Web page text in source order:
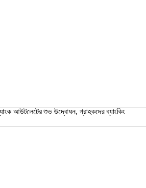
আউটলেটের শুভ উদ্বোধন, গ্রাহকদের ব্যাংকিং